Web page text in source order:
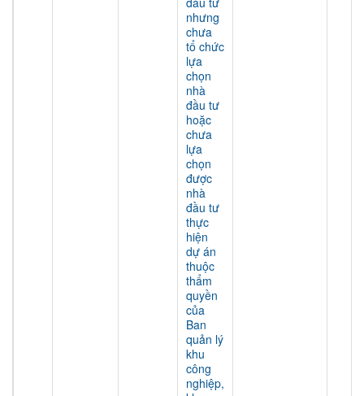
nhưng
chưa
tổ chức
lựa
chọn
nhà
đầu tư
hoặc
chưa
lựa
chọn
được
nhà
đầu tư
thực
hiện
dự án
thuộc
thẩm
quyền
của
Ban
quản lý
khu
công
nghiệp,